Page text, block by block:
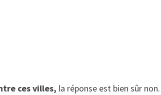
ces villes, la réponse est bien sûr